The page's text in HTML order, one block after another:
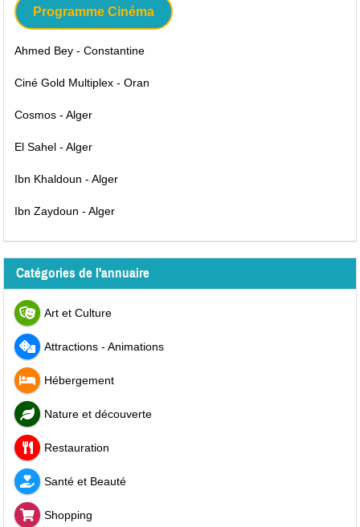
Programme Cinéma
Ahmed Bey - Constantine
Ciné Gold Multiplex - Oran
Cosmos - Alger
El Sahel - Alger
Ibn Khaldoun - Alger
Ibn Zaydoun - Alger
Catégories de l'annuaire
Art et Culture
Attractions - Animations
Hébergement
Nature et découverte
Restauration
Santé et Beauté
Shopping